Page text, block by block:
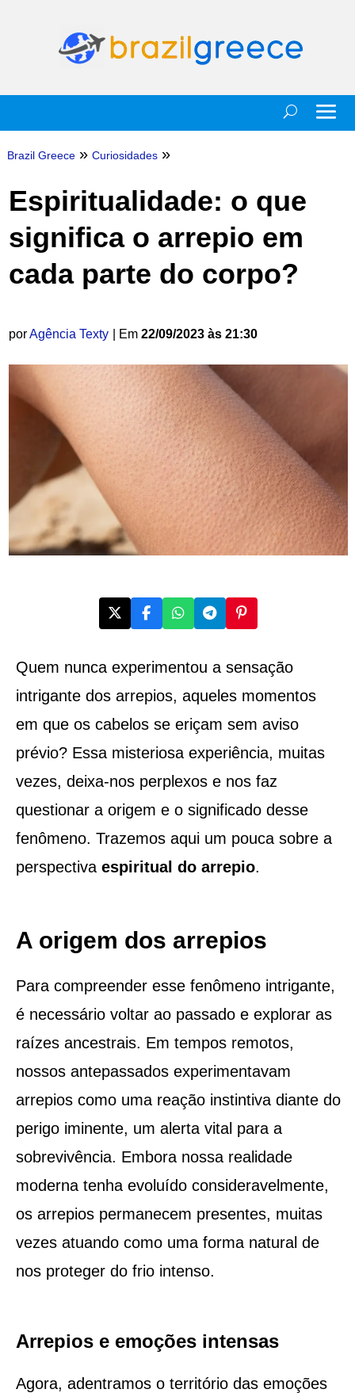
Brazil Greece » Curiosidades »
Espiritualidade: o que
significa o arrepio em
cada parte do corpo?
porAgência Texty | Em 22/09/2023 às 21:30
Quem nunca experimentou a sensação
intrigante dos arrepios, aqueles momentos
em que os cabelos se eriçam sem aviso
prévio? Essa misteriosa experiência, muitas
vezes, deixa-nos perplexos e nos faz
questionar a origem e o significado desse
fenômeno. Trazemos aqui um pouca sobre a
perspectiva espiritual do arrepio.
A origem dos arrepios
Para compreender esse fenômeno intrigante,
é necessário voltar ao passado e explorar as
raízes ancestrais. Em tempos remotos,
nossos antepassados experimentavam
arrepios como uma reação instintiva diante do
perigo iminente, um alerta vital para a
sobrevivência. Embora nossa realidade
moderna tenha evoluído consideravelmente,
os arrepios permanecem presentes, muitas
vezes atuando como uma forma natural de
nos proteger do frio intenso.
Arrepios e emoções intensas
Agora, adentramos o território das emoções